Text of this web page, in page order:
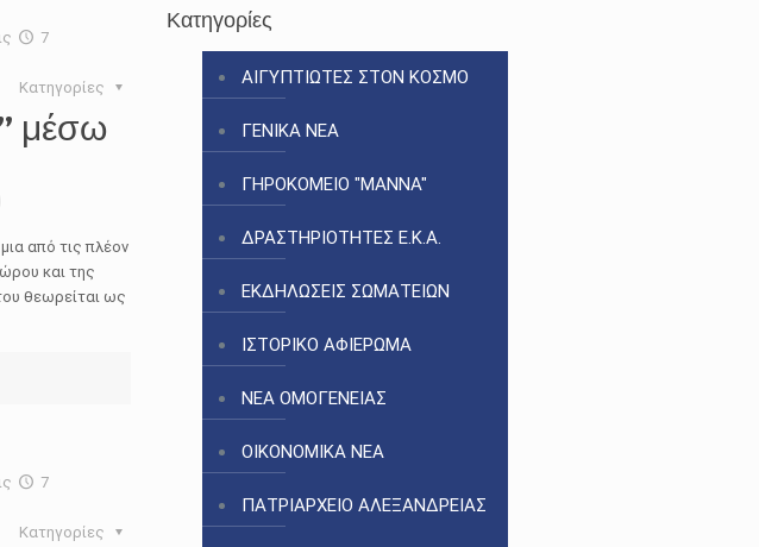
7
Κατηγορίες
μέσω
από τις πλέον
και της
θεωρείται ως
7
Κατηγορίες
Κατηγορίες
ΑΙΓΥΠΤΙΩΤΕΣ ΣΤΟΝ ΚΟΣΜΟ
ΓΕΝΙΚΑ ΝΕΑ
ΓΗΡΟΚΟΜΕΙΟ "ΜΑΝΝΑ"
ΔΡΑΣΤΗΡΙΟΤΗΤΕΣ Ε.Κ.Α.
ΕΚΔΗΛΩΣΕΙΣ ΣΩΜΑΤΕΙΩΝ
ΙΣΤΟΡΙΚΟ ΑΦΙΕΡΩΜΑ
ΝΕΑ ΟΜΟΓΕΝΕΙΑΣ
ΟΙΚΟΝΟΜΙΚΑ ΝΕΑ
ΠΑΤΡΙΑΡΧΕΙΟ ΑΛΕΞΑΝΔΡΕΙΑΣ